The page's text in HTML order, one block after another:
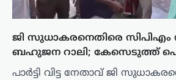
ജി സുധാകരനെതിരെ സിപിഎം
ബഹുജന റാലി; കേസെടുത്ത്
പാർട്ടി വിട്ട നേതാവ് ജി